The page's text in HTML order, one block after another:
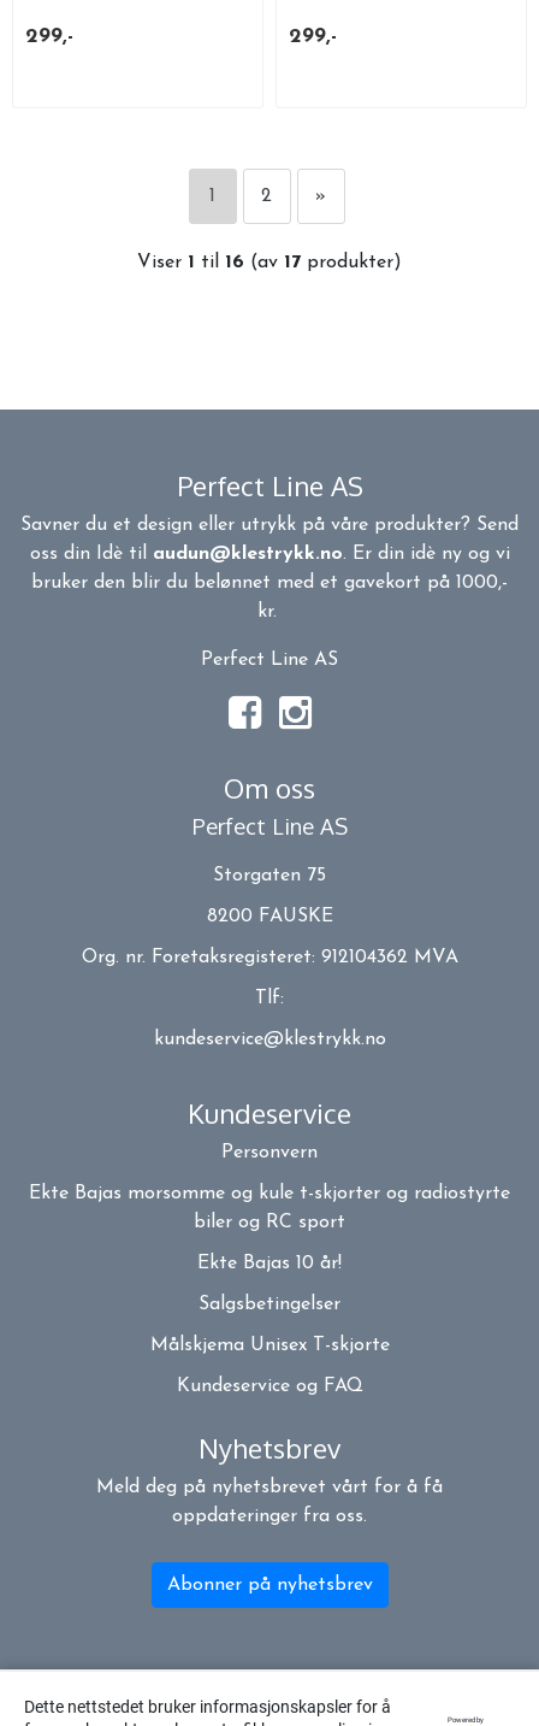
299,- 299,-
2 »
Viser 1 til 16 (av 17 produkter)
Perfect Line AS
Savner du et design eller utrykk på våre produkter? Send
oss din Idè til audun@klestrykk.no. Er din idè ny og vi
bruker den blir du belønnet med et gavekort på 1000,-
kr.
Perfect Line AS
Om oss
Perfect Line AS
Storgaten 75
8200 FAUSKE
Org. nr. Foretaksregisteret: 912104362 MVA
Tlf:
kundeservice@klestrykk.no
Kundeservice
Personvern
Ekte Bajas morsomme og kule t-skjorter og radiostyrte
biler og RC sport
Ekte Bajas 10 år!
Salgsbetingelser
Målskjema Unisex T-skjorte
Kundeservice og FAQ
Nyhetsbrev
Meld deg på nyhetsbrevet vårt for å få
oppdateringer fra oss.
Abonner på nyhetsbrev
Dette nettstedet bruker informasjonskapsler for å
Powered by